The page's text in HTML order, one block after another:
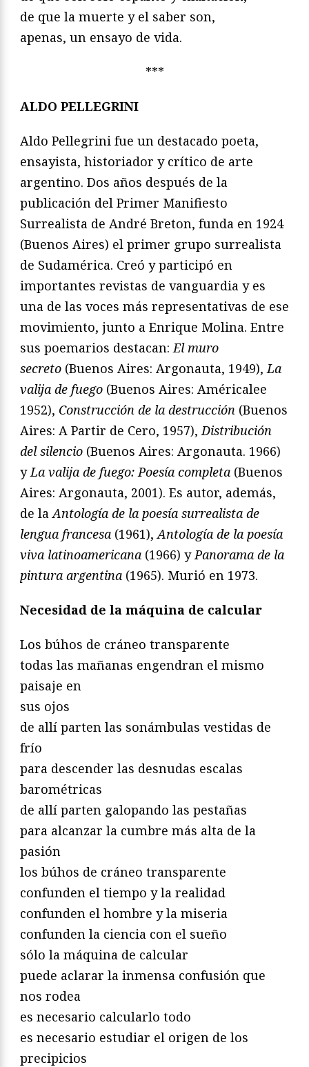
de que la muerte y el saber son,
apenas, un ensayo de vida.
***
ALDO PELLEGRINI
Aldo Pellegrini fue un destacado poeta,
ensayista, historiador y crítico de arte
argentino. Dos años después de la
publicación del Primer Manifiesto
Surrealista de André Breton, funda en 1924
(Buenos Aires) el primer grupo surrealista
de Sudamérica. Creó y participó en
importantes revistas de vanguardia y es
una de las voces más representativas de ese
movimiento, junto a Enrique Molina. Entre
sus poemarios destacan: El muro
secreto (Buenos Aires: Argonauta, 1949), La
valija de fuego (Buenos Aires: Américalee
1952), Construcción de la destrucción (Buenos
Aires: A Partir de Cero, 1957), Distribución
del silencio (Buenos Aires: Argonauta. 1966)
y La valija de fuego: Poesía completa (Buenos
Aires: Argonauta, 2001). Es autor, además,
de la Antología de la poesía surrealista de
lengua francesa (1961), Antología de la poesía
viva latinoamericana (1966) y Panorama de la
pintura argentina (1965). Murió en 1973.
Necesidad de la máquina de calcular
Los búhos de cráneo transparente
todas las mañanas engendran el mismo
paisaje en
sus ojos
de allí parten las sonámbulas vestidas de
frío
para descender las desnudas escalas
barométricas
de allí parten galopando las pestañas
para alcanzar la cumbre más alta de la
pasión
los búhos de cráneo transparente
confunden el tiempo y la realidad
confunden el hombre y la miseria
confunden la ciencia con el sueño
sólo la máquina de calcular
puede aclarar la inmensa confusión que
nos rodea
es necesario calcularlo todo
es necesario estudiar el origen de los
precipicios